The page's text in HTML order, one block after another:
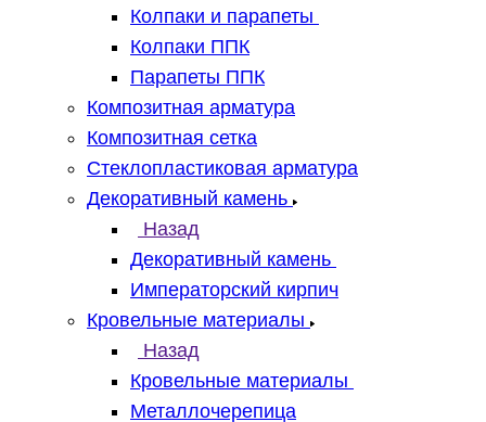
Колпаки и парапеты
Колпаки ППК
Парапеты ППК
Композитная арматура
Композитная сетка
Стеклопластиковая арматура
Декоративный камень
Назад
Декоративный камень
Императорский кирпич
Кровельные материалы
Назад
Кровельные материалы
Металлочерепица